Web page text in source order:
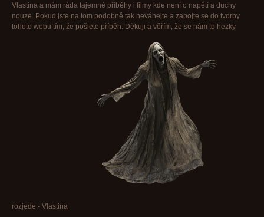
Vlastina a mám ráda tajemné příběhy i filmy kde není o napětí a duchy
nouze. Pokud jste na tom podobně tak neváhejte a zapojte se do tvorby
tohoto webu tím, že pošlete příběh. Děkuji a věřím, že se nám to hezky
rozjede - Vlastina